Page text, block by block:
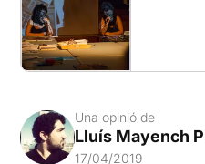
Una opinió de
Lluís Mayench
17/04/2019